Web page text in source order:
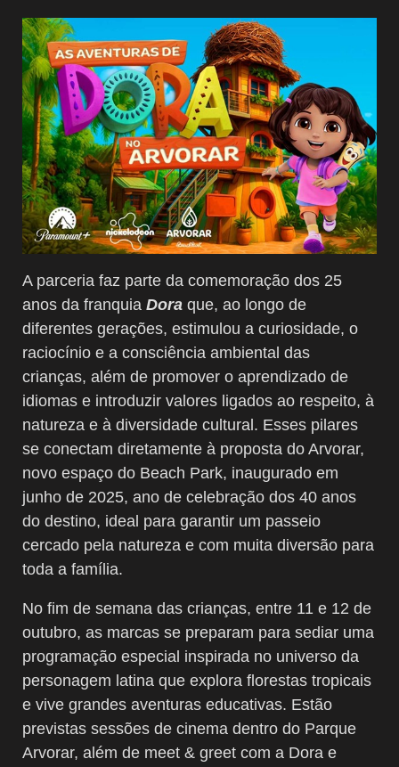
A parceria faz parte da comemoração dos 25
anos da franquia Dora que, ao longo de
diferentes gerações, estimulou a curiosidade, o
raciocínio e a consciência ambiental das
crianças, além de promover o aprendizado de
idiomas e introduzir valores ligados ao respeito, à
natureza e à diversidade cultural. Esses pilares
se conectam diretamente à proposta do Arvorar,
novo espaço do Beach Park, inaugurado em
junho de 2025, ano de celebração dos 40 anos
do destino, ideal para garantir um passeio
cercado pela natureza e com muita diversão para
toda a família.
No fim de semana das crianças, entre 11 e 12 de
outubro, as marcas se preparam para sediar uma
programação especial inspirada no universo da
personagem latina que explora florestas tropicais
e vive grandes aventuras educativas. Estão
previstas sessões de cinema dentro do Parque
Arvorar, além de meet & greet com a Dora e